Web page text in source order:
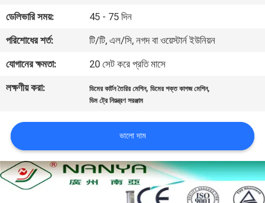
কারখানা
ভ্রমণ
মান
নিয়ন্ত্রণ
যোগাযোগ
করুন
খবর
ডেলিভারি সময়:
45 - 75 দিন
পরিশোধের শর্ত:
টি/টি, এল/সি, নগদ বা ওয়েস্টার্ন ইউনিয়ন
যোগানের ক্ষমতা:
20 সেট করে প্রতি মাসে
লক্ষণীয় করা:
ডিমের কার্টন তৈরির মেশিন,ডিমের শক্ত কাগজ মেশিন,
ডিম ট্রে নিয়ন্ত্রণ সরঞ্জাম
ভালো দাম